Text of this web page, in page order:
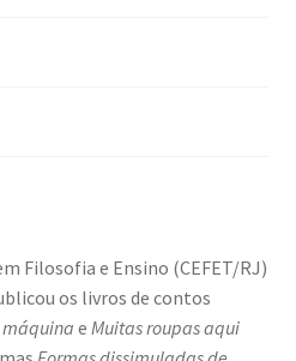
Filosofia e Ensino (CEFET/RJ)
os livros de contos
máquina e Muitas roupas aqui